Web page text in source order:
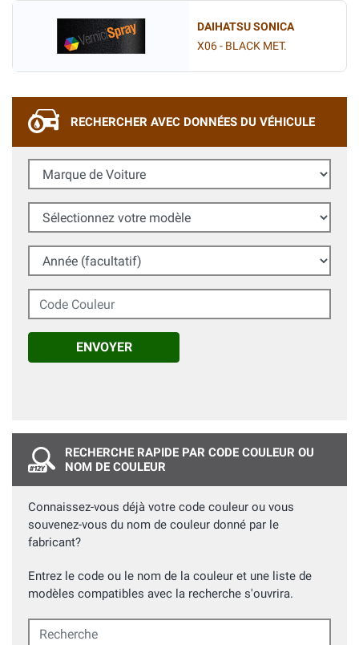
DAIHATSU SONICA
X06 - BLACK MET.
RECHERCHER AVEC DONNÉES DU VÉHICULE
Marque de Voiture
Sélectionnez votre modèle
Année (facultatif)
Code Couleur
ENVOYER
RECHERCHE RAPIDE PAR CODE COULEUR OU
NOM DE COULEUR
Connaissez-vous déjà votre code couleur ou vous
souvenez-vous du nom de couleur donné par le
fabricant?
Entrez le code ou le nom de la couleur et une liste de
modèles compatibles avec la recherche s'ouvrira.
Recherche